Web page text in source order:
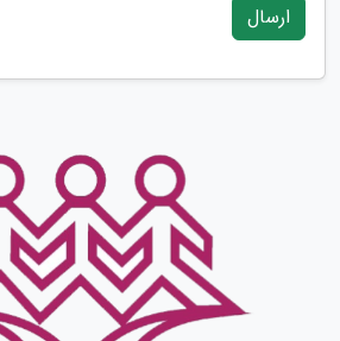
ارسال